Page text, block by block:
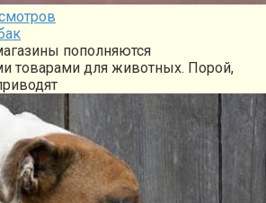
пополняются
товарами для животных. Порой,